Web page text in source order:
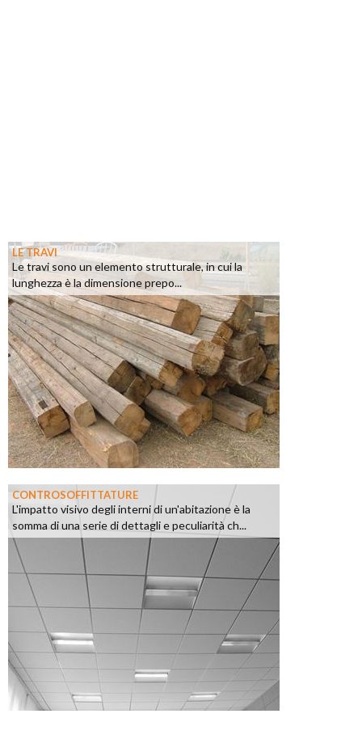
LE TRAVI
Le travi sono un elemento strutturale, in cui la
lunghezza è la dimensione prepo...
CONTROSOFFITTATURE
L'impatto visivo degli interni di un'abitazione è la
somma di una serie di dettagli e peculiarità ch...